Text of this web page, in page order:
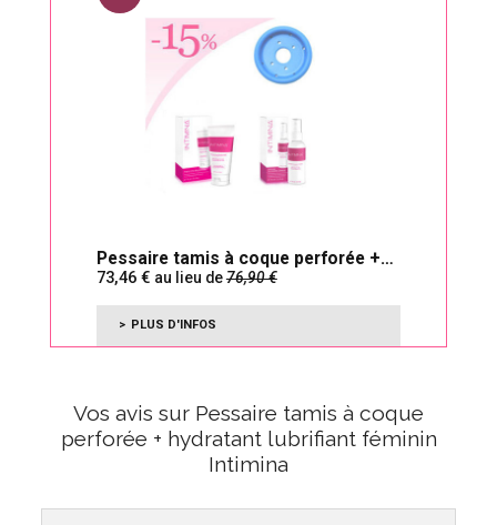
Pessaire tamis à coque perforée +
hydratant lubrifiant
73,46 au lieu de76,90
PLUS D'INFOS
Vos avis sur Pessaire tamis à coque
perforée + hydratant lubrifiant féminin
Intimina